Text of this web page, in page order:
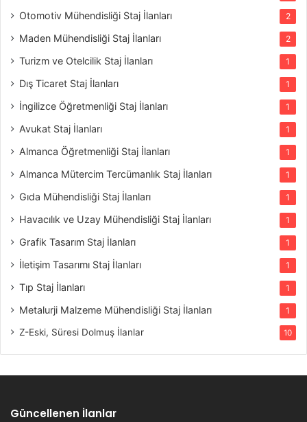
Otomotiv Mühendisliği Staj İlanları 2
Maden Mühendisliği Staj İlanları 2
Turizm ve Otelcilik Staj İlanları 1
Dış Ticaret Staj İlanları 1
İngilizce Öğretmenliği Staj İlanları 1
Avukat Staj İlanları 1
Almanca Öğretmenliği Staj İlanları 1
Almanca Mütercim Tercümanlık Staj İlanları 1
Gıda Mühendisliği Staj İlanları 1
Havacılık ve Uzay Mühendisliği Staj İlanları 1
Grafik Tasarım Staj İlanları 1
İletişim Tasarımı Staj İlanları 1
Tıp Staj İlanları 1
Metalurji Malzeme Mühendisliği Staj İlanları 1
Z-Eski, Süresi Dolmuş İlanlar 10
Güncellenen İlanlar